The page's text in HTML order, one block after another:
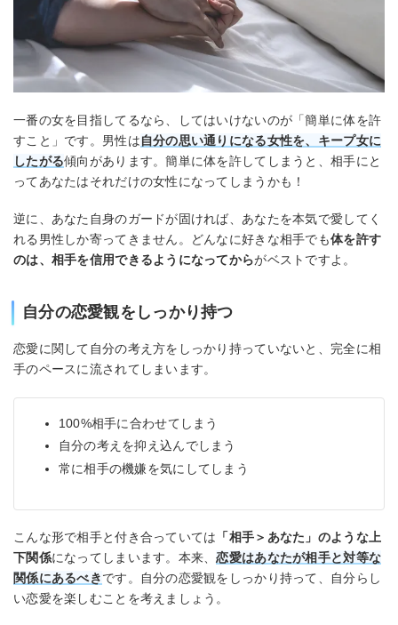
一番の女を目指してるなら、してはいけないのが「簡単に体を許
すこと」です。男性は自分の思い通りになる女性を、キープ女に
したがる傾向があります。簡単に体を許してしまうと、相手にと
ってあなたはそれだけの女性になってしまうかも！
逆に、あなた自身のガードが固ければ、あなたを本気で愛してく
れる男性しか寄ってきません。どんなに好きな相手でも体を許す
のは、相手を信用できるようになってからがベストですよ。
自分の恋愛観をしっかり持つ
恋愛に関して自分の考え方をしっかり持っていないと、完全に相
手のペースに流されてしまいます。
100%相手に合わせてしまう
自分の考えを抑え込んでしまう
常に相手の機嫌を気にしてしまう
こんな形で相手と付き合っていては 「相手＞あなた」のような上
下関係になってしまいます。本来、恋愛はあなたが相手と対等な
関係にあるべきです。自分の恋愛観をしっかり持って、自分らし
い恋愛を楽しむことを考えましょう。